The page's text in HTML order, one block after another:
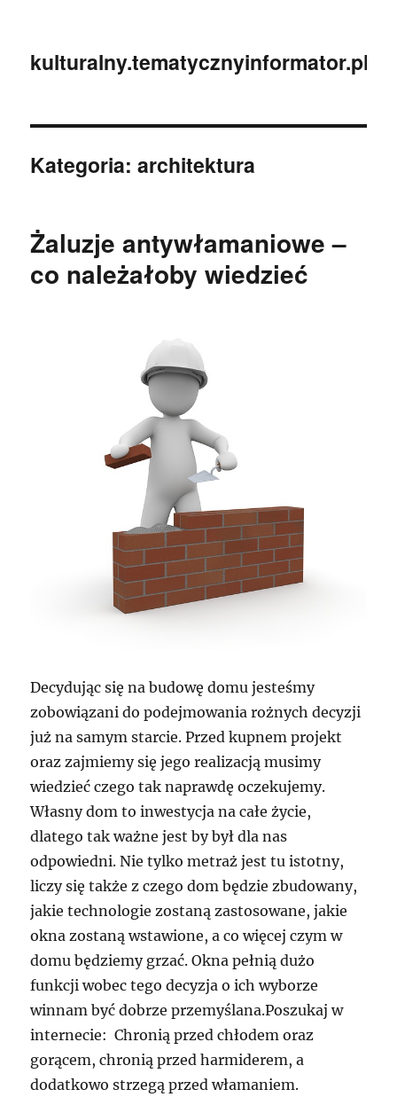
kulturalny.tematycznyinformator.pl
Kategoria:architektura
Żaluzje antywłamaniowe –
co należałoby wiedzieć
Decydując się na budowę domu jesteśmy
zobowiązani do podejmowania rożnych decyzji
już na samym starcie. Przed kupnem projekt
oraz zajmiemy się jego realizacją musimy
wiedzieć czego tak naprawdę oczekujemy.
Własny dom to inwestycja na całe życie,
dlatego tak ważne jest by był dla nas
odpowiedni. Nie tylko metraż jest tu istotny,
liczy się także z czego dom będzie zbudowany,
jakie technologie zostaną zastosowane, jakie
okna zostaną wstawione, a co więcej czym w
domu będziemy grzać. Okna pełnią dużo
funkcji wobec tego decyzja o ich wyborze
winnam być dobrze przemyślana.Poszukaj w
internecie: Chronią przed chłodem oraz
gorącem, chronią przed harmiderem, a
dodatkowo strzegą przed włamaniem.